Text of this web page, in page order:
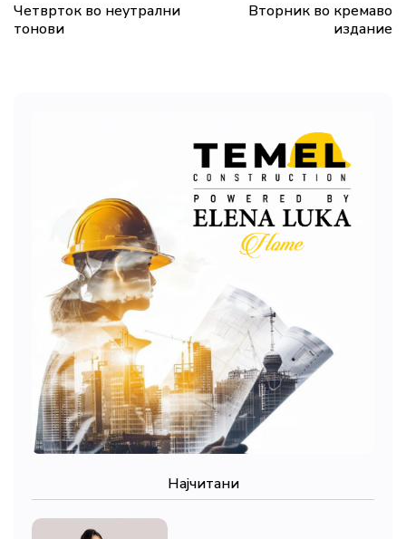
Четврток во неутрални
тонови
Вторник во кремаво
издание
Најчитани